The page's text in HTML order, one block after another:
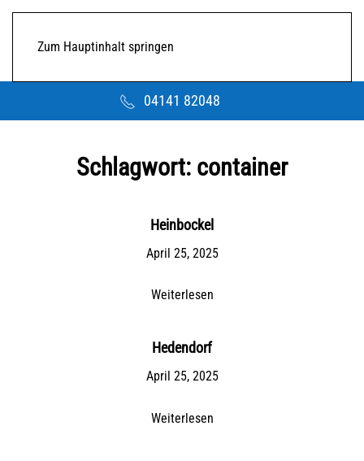
Zum Hauptinhalt springen
04141 82048
Schlagwort: container
Heinbockel
April 25, 2025
Weiterlesen
Hedendorf
April 25, 2025
Weiterlesen